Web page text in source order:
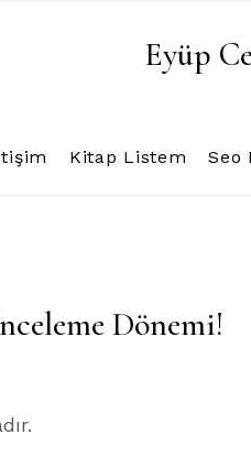
Eyüp
Kitap Listem Seo
Dönemi!